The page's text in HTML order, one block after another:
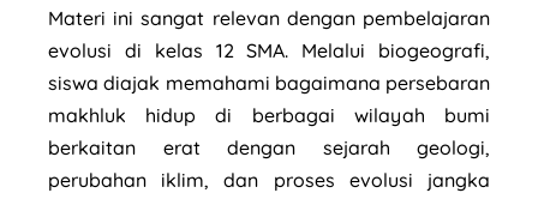
Materi ini sangat relevan dengan pembelajaran
evolusi di kelas 12 SMA. Melalui biogeografi,
siswa diajak memahami bagaimana persebaran
makhluk hidup di berbagai wilayah bumi
berkaitan erat dengan sejarah geologi,
perubahan iklim, dan proses evolusi jangka